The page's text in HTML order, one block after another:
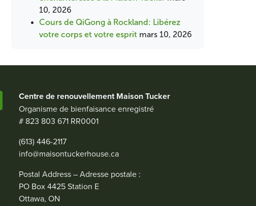
10, 2026
Cours de QiGong à Rockland: Libérez
votre corps et votre esprit mars 10, 2026
Centre de renouvellement Maison Tucker
Organisme de bienfaisance enregistré
# 823 803 671 RR0001
(613) 446-2117
info@maisontuckerhouse.ca
Postal Address – Adresse postale :
PO Box 4425 Station E
Ottawa, ON